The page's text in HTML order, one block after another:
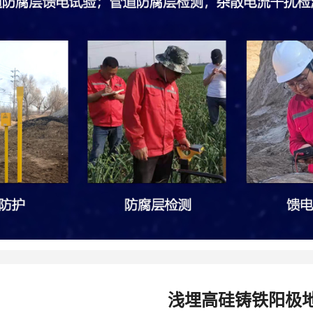
浅埋高硅铸铁阳极